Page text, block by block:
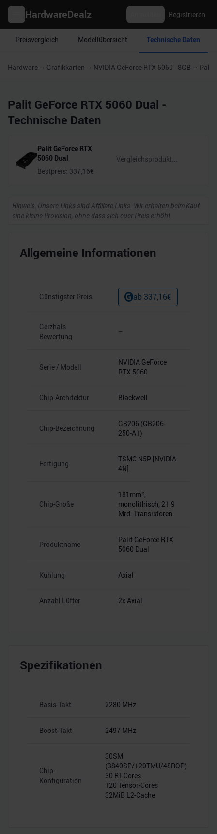
HardwareDealz Registrieren
Preisvergleich Modellübersicht Technische Daten
Hardware Grafikkarten NVIDIA GeForce RTX 5060 - 8GB Palit
Palit GeForce RTX 5060 Dual -
Technische Daten
Palit GeForce RTX
5060 Dual
Bestpreis: 337,16€
Hinweis: Unsere Links sind Affiliate Links. Wir erhalten beim Kauf
eine kleine Provision, ohne dass sich euer Preis erhöht.
Allgemeine Informationen
Günstigster Preis ab 337,16€
Geizhals
Bewertung
–
Serie / Modell
NVIDIA GeForce
RTX 5060
Chip-Architektur Blackwell
Chip-Bezeichnung
GB206 (GB206-
250-A1)
Fertigung
TSMC N5P [NVIDIA
4N]
Chip-Größe
181mm²,
monolithisch, 21.9
Mrd. Transistoren
Produktname
Palit GeForce RTX
5060 Dual
Kühlung Axial
Anzahl Lüfter 2x Axial
Spezifikationen
Basis-Takt 2280 MHz
Boost-Takt 2497 MHz
Chip-
Konfiguration
30SM
(3840SP/120TMU/48ROP)
30 RT-Cores
120 Tensor-Cores
32MiB L2-Cache